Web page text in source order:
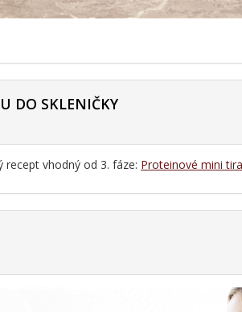
DO SKLENIČKY
vhodný od 3. fáze: Proteinové mini